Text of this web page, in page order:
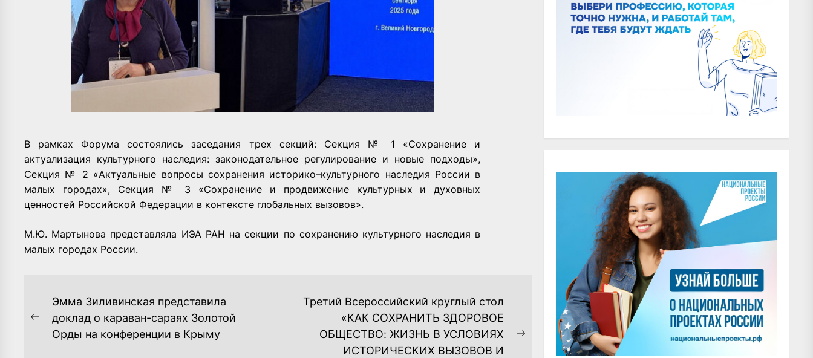
В рамках Форума состоялись заседания трех секций: Секция № 1 «Сохранение и
актуализация культурного наследия: законодательное регулирование и новые подходы»,
Секция № 2 «Актуальные вопросы сохранения историко–культурного наследия России в
малых городах», Секция № 3 «Сохранение и продвижение культурных и духовных
ценностей Российской Федерации в контексте глобальных вызовов».
М.Ю. Мартынова представляла ИЭА РАН на секции по сохранению культурного наследия в
малых городах России.
НАВИГАЦИЯ
ПО
ЗАПИСЯМ
Previous
post:
Эмма Зиливинская представила
доклад о караван-сараях Золотой
Орды на конференции в Крыму
Третий Всероссийский круглый стол
«КАК СОХРАНИТЬ ЗДОРОВОЕ
ОБЩЕСТВО: ЖИЗНЬ В УСЛОВИЯХ
ИСТОРИЧЕСКИХ ВЫЗОВОВ И